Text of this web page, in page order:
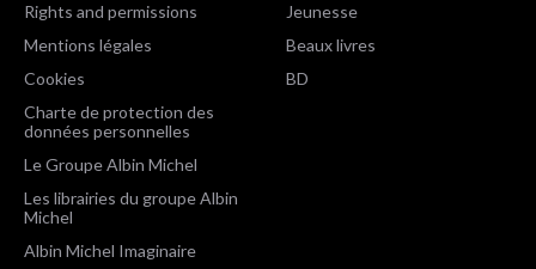
Rights and permissions
Mentions légales
Cookies
Charte de protection des
données personnelles
Le Groupe Albin Michel
Les librairies du groupe Albin
Michel
Albin Michel Imaginaire
Jeunesse
Beaux livres
BD